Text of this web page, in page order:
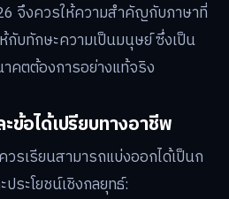
จึงควรให้ความสำคัญกับภาษาที่
กับทักษะความเป็นมนุษย์ ซึ่งเป็น
คตต้องการอย่างแท้จริง
ข้อได้เปรียบทางอาชีพ
รเรียนสามารถแบ่งออกได้เป็นก
ระโยชน์เชิงกลยุทธ์: